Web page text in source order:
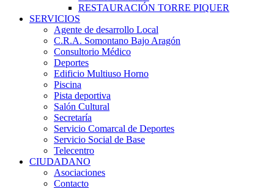
RESTAURACIÓN TORRE PIQUER
SERVICIOS
Agente de desarrollo Local
C.R.A. Somontano Bajo Aragón
Consultorio Médico
Deportes
Edificio Multiuso Horno
Piscina
Pista deportiva
Salón Cultural
Secretaría
Servicio Comarcal de Deportes
Servicio Social de Base
Telecentro
CIUDADANO
Asociaciones
Contacto